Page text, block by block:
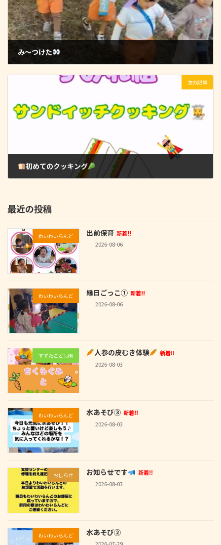
み～つけた
次の記事
初めてのクッキング
最近の投稿
わいわいらんど 出前保育 新着!!
2026-08-06
わいわいらんど 縁日ごっこ① 新着!!
2026-08-06
すずたこども園 人参の皮むき体験
新着!!
2026-08-03
わいわいらんど 水あそび③ 新着!!
2026-08-03
おしらせ お知らせです
新着!!
2026-08-03
わいわいらんど 水あそび②